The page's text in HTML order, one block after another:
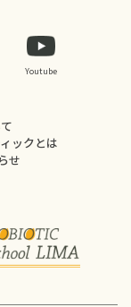
Youtube
ックとは
せ